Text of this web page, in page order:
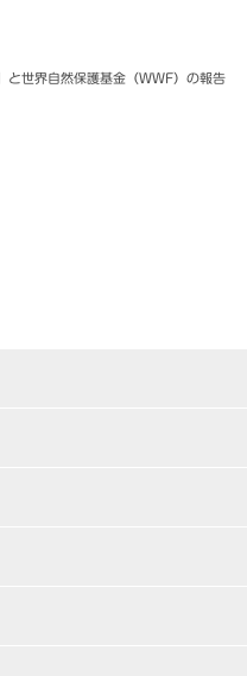
と世界自然保護基金（WWF）の報告